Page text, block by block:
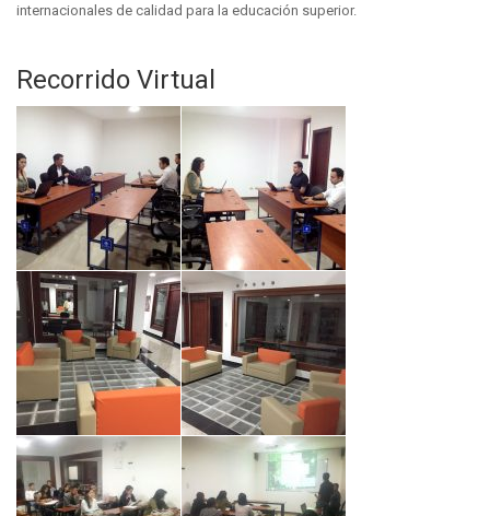
internacionales de calidad para la educación superior.
Recorrido Virtual